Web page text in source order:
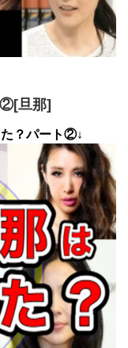
②[旦那]
？パート②↓